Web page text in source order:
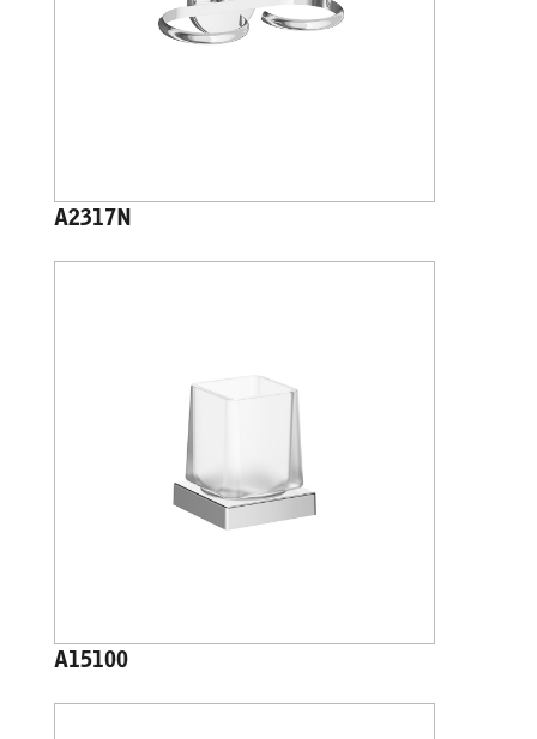
A2317N
A15100